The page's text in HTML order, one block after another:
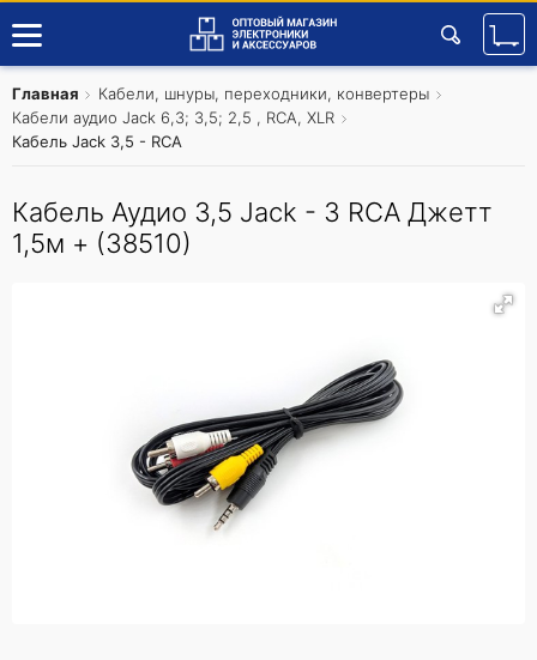
Главная
Кабели, шнуры, переходники, конвертеры
Кабели аудио Jaсk 6,3; 3,5; 2,5 , RCA, XLR
Кабель Jaсk 3,5 - RCA
Кабель Аудио 3,5 Jack - 3 RCA Джетт
1,5м + (38510)